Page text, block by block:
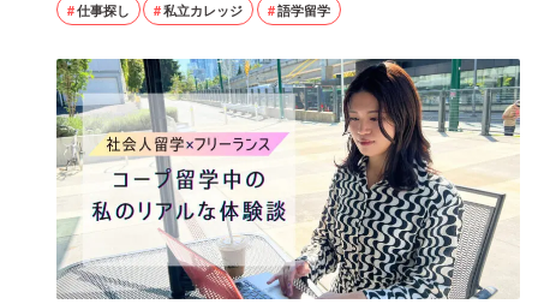
仕事探し
私立カレッジ 語学留学